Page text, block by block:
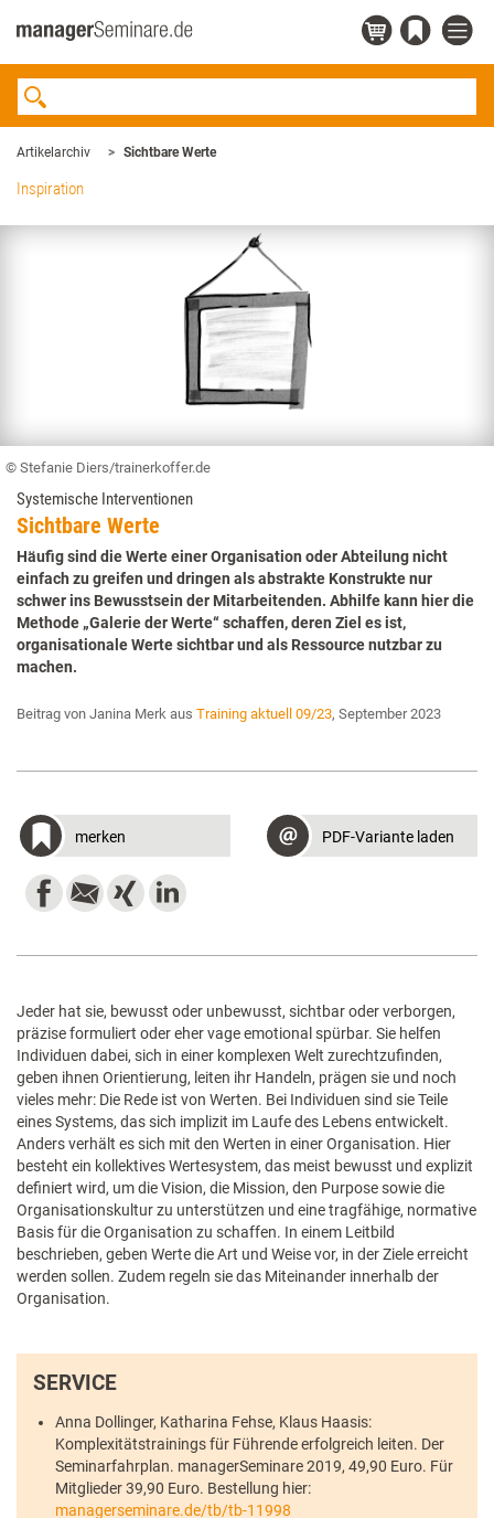
Artikelarchiv Sichtbare Werte
Inspiration
© Stefanie Diers/trainerkoffer.de
Systemische Interventionen
Sichtbare Werte
Häufig sind die Werte einer Organisation oder Abteilung nicht
einfach zu greifen und dringen als abstrakte Konstrukte nur
schwer ins Bewusstsein der Mitarbeitenden. Abhilfe kann hier die
Methode „Galerie der Werte“ schaffen, deren Ziel es ist,
organisationale Werte sichtbar und als Ressource nutzbar zu
machen.
Beitrag von Janina Merk aus Training aktuell 09/23, September 2023
merken PDF-Variante laden
Jeder hat sie, bewusst oder unbewusst, sichtbar oder verborgen,
präzise formuliert oder eher vage emotional spürbar. Sie helfen
Individuen dabei, sich in einer komplexen Welt zurechtzufinden,
geben ihnen Orientierung, leiten ihr Handeln, prägen sie und noch
vieles mehr: Die Rede ist von Werten. Bei Individuen sind sie Teile
eines Systems, das sich implizit im Laufe des Lebens entwickelt.
Anders verhält es sich mit den Werten in einer Organisation. Hier
besteht ein kollektives Wertesystem, das meist bewusst und explizit
definiert wird, um die Vision, die Mission, den Purpose sowie die
Organisationskultur zu unterstützen und eine tragfähige, normative
Basis für die Organisation zu schaffen. In einem Leitbild
beschrieben, geben Werte die Art und Weise vor, in der Ziele erreicht
werden sollen. Zudem regeln sie das Miteinander innerhalb der
Organisation.
SERVICE
Anna Dollinger, Katharina Fehse, Klaus Haasis:
Komplexitätstrainings für Führende erfolgreich leiten. Der
Seminarfahrplan. managerSeminare 2019, 49,90 Euro. Für
Mitglieder 39,90 Euro. Bestellung hier:
managerseminare.de/tb/tb-11998